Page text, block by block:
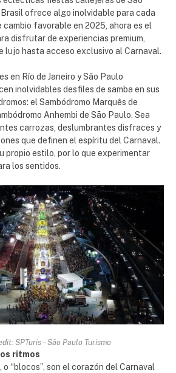
ofrece algo inolvidable para cada
cambio favorable en 2025, ahora es el
disfrutar de experiencias premium,
lujo hasta acceso exclusivo al Carnaval.
en Río de Janeiro y São Paulo
inolvidables desfiles de samba en sus
el Sambódromo Marquês de
Anhembi de São Paulo. Sea
carrozas, deslumbrantes disfraces y
que definen el espíritu del Carnaval.
propio estilo, por lo que experimentar
los sentidos.
SPTuris – São Paulo Turismo
ritmos
“blocos”, son el corazón del Carnaval